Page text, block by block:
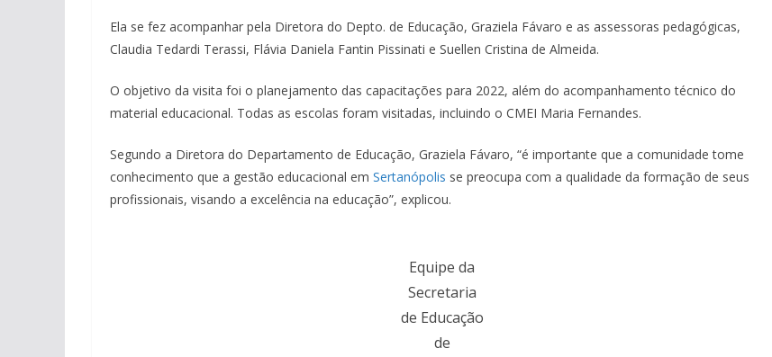
Ela se fez acompanhar pela Diretora do Depto. de Educação, Graziela Fávaro e as assessoras pedagógicas,
Claudia Tedardi Terassi, Flávia Daniela Fantin Pissinati e Suellen Cristina de Almeida.
O objetivo da visita foi o planejamento das capacitações para 2022, além do acompanhamento técnico do
material educacional. Todas as escolas foram visitadas, incluindo o CMEI Maria Fernandes.
Segundo a Diretora do Departamento de Educação, Graziela Fávaro, “é importante que a comunidade tome
conhecimento que a gestão educacional em Sertanópolis se preocupa com a qualidade da formação de seus
profissionais, visando a excelência na educação”, explicou.
Equipe da
Secretaria
de Educação
de